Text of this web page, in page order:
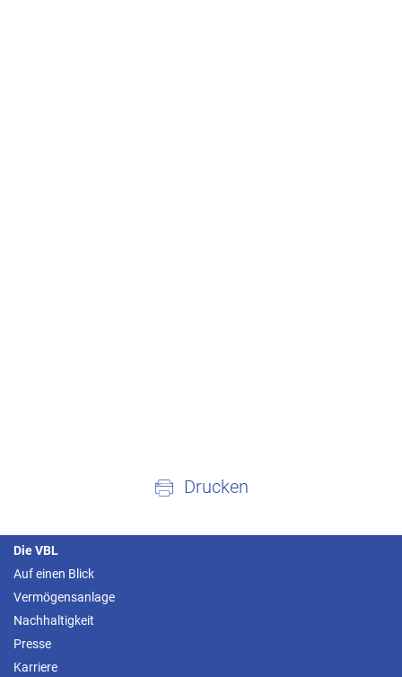
Drucken
Die VBL
Auf einen Blick
Vermögensanlage
Nachhaltigkeit
Presse
Karriere